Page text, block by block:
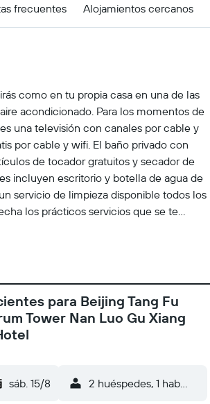
frecuentes Alojamientos cercanos
como en tu propia casa en una de las
acondicionado. Para los momentos de
una televisión con canales por cable y
por cable y wifi. El baño privado con
de tocador gratuitos y secador de
incluyen escritorio y botella de agua de
servicio de limpieza disponible todos los
los prácticos servicios que se te
establecimiento Al reservar tu estadía
Hotel Nanluoguxiang, en la zona de
Calle Wangfujing. Hospédate en este
de Plaza de Tiananmen, así como a 5,1
En Chinese Culture Holiday Hotel
un restaurante a tu disposición para
Puede aplicarse un cargo por cada
para Beijing Tang Fu
Tower Nan Luo Gu Xiang
sáb. 15/8 2 huéspedes, 1